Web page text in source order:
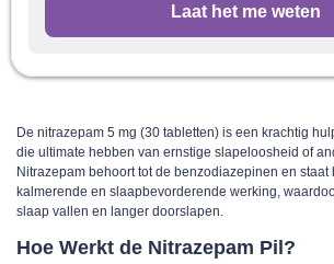
Laat het me weten
De nitrazepam 5 mg (30 tabletten) is een krachtig
die ultimate hebben van ernstige slapeloosheid of
Nitrazepam behoort tot de benzodiazepinen en staat
kalmerende en slaapbevorderende werking,
slaap vallen en langer doorslapen.
Hoe Werkt de Nitrazepam Pil?